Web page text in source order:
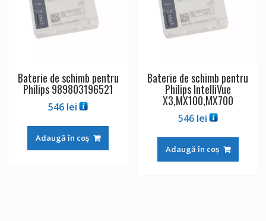
Baterie de schimb pentru
Philips 989803196521
546 lei
Adaugă în coș
Baterie de schimb pentru
Philips IntelliVue
X3,MX100,MX700
546 lei
Adaugă în coș